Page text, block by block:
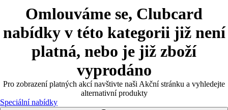
Omlouváme se, Clubcard
nabídky v této kategorii již není
platná, nebo je již zboží
vyprodáno
Pro zobrazení platných akcí navštivte naši Akční stránku a vyhledejte
alternativní produkty
Speciální nabídky